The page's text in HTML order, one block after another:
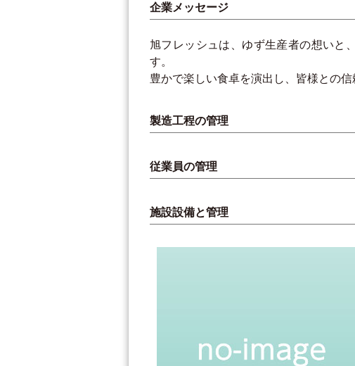
企業メッセージ
旭フレッシュは、ゆず生産者の想いと
す。
豊かで楽しい食卓を演出し、皆様との
製造工程の管理
従業員の管理
施設設備と管理